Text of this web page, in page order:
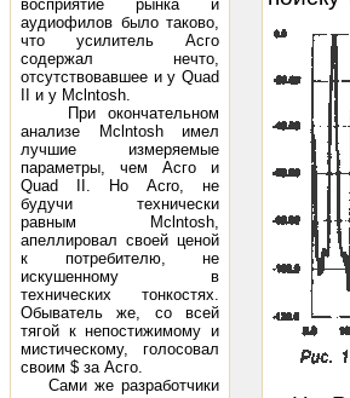
восприятие рынка и
аудиофилов было таково,
что усилитель Асго
содержал нечто,
отсутствовавшее и у Quad
II и у Mclntosh.
При окончательном
анализе Mclntosh имел
лучшие измеряемые
параметры, чем Асго и
Quad II. Но Асrо, не
будучи технически
равным Mclntosh,
апеллировал своей ценой
к потребителю, не
искушенному в
технических тонкостях.
Обыватель же, со всей
тягой к непостижимому и
мистическому, голосовал
своим $ за Асго.
Сами же разработчики